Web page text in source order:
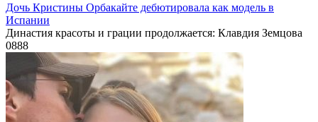
Дочь Кристины Орбакайте дебютировала как модель в
Испании
Династия красоты и грации продолжается: Клавдия Земцова
0888